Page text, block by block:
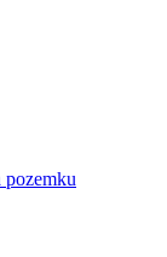
pozemku